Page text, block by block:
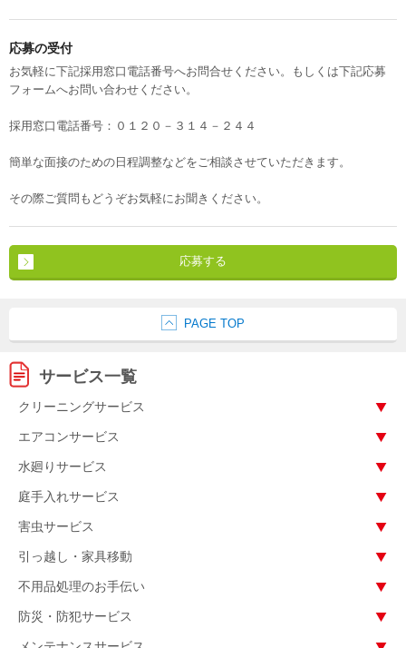
応募の受付
お気軽に下記採用窓口電話番号へお問合せください。もしくは下記応募
フォームへお問い合わせください。
採用窓口電話番号：０１２０－３１４－２４４
簡単な面接のための日程調整などをご相談させていただきます。
その際ご質問もどうぞお気軽にお聞きください。
応募する
PAGE TOP
サービス一覧
クリーニングサービス
エアコンサービス
水廻りサービス
庭手入れサービス
害虫サービス
引っ越し・家具移動
不用品処理のお手伝い
防災・防犯サービス